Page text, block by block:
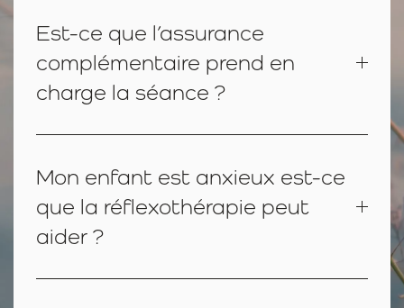
Est-ce que l’assurance
complémentaire prend en
charge la séance ?
Mon enfant est anxieux est-ce
que la réflexothérapie peut
aider ?